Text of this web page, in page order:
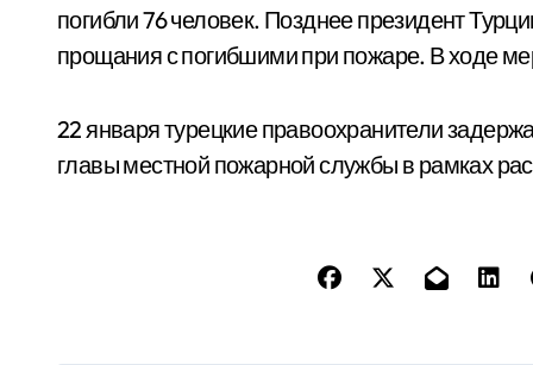
погибли 76 человек. Позднее президент
прощания с погибшими при пожаре. В ходе
22 января турецкие правоохранители
главы местной пожарной службы в рамках